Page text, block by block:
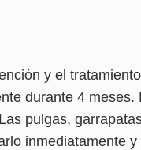
y el
durante 4 meses.
pulgas,
inmediatamente y